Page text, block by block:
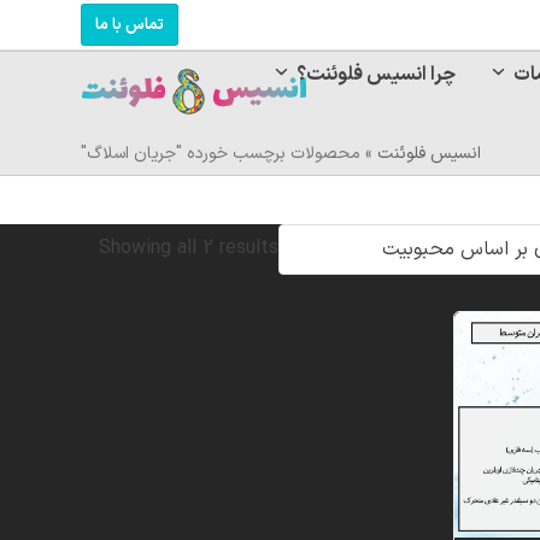
تماس با ما
چرا انسیس فلوئنت؟
انسیس فلوئنت » محصولات برچسب خورده "جریان اسلاگ"
Showing all 2 results
Sorted